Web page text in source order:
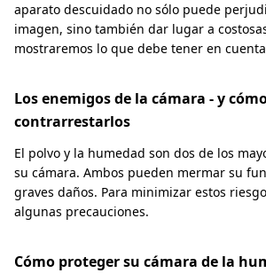
aparato descuidado no sólo puede
imagen, sino también dar lugar a
mostraremos lo que debe tener en
Los enemigos de la cámara - y
contrarrestarlos
El polvo y la humedad son dos de los
su cámara. Ambos pueden mermar su
graves daños. Para minimizar estos
algunas precauciones.
Cómo proteger su cámara de la